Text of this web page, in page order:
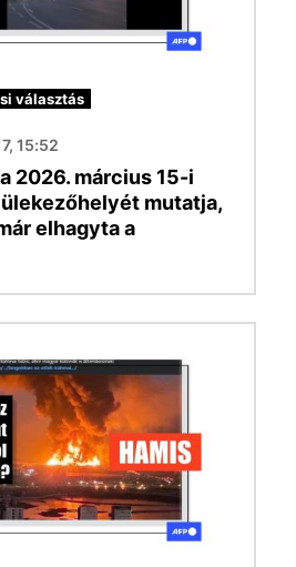
választás
15:52
2026. március 15-i
mutatja,
elhagyta a